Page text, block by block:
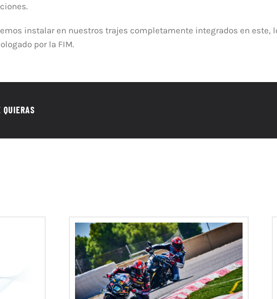
instalar en nuestros trajes completamente integrados en este,
por la FIM.